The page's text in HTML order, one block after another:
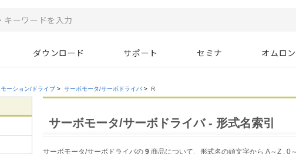
ダウンロード サポート セミナ オムロ
モーション/ドライブ > サーボモータ/サーボドライバ > R
サーボモータ/サーボドライバ - 形式名索引
サーボモータ/サーボドライバの 9 商品について、形式名の頭文字から A～Z , 0